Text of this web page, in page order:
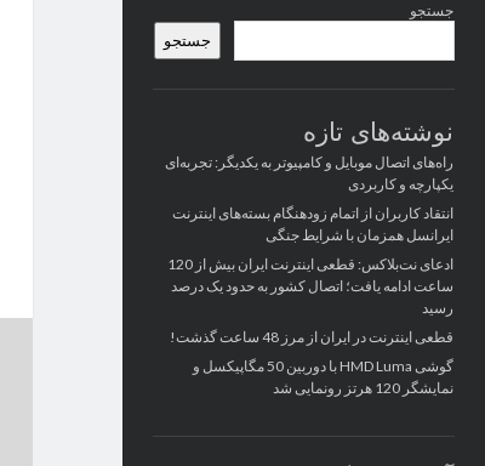
کناری
جستجو
جستجو
نوشته‌های تازه
راه‌های اتصال موبایل و کامپیوتر به یکدیگر: تجربه‌ای
یکپارچه و کاربردی
انتقاد کاربران از اتمام زودهنگام بسته‌های اینترنت
ایرانسل همزمان با شرایط جنگی
ادعای نت‌بلاکس: قطعی اینترنت ایران بیش از 120
ساعت ادامه یافت؛ اتصال کشور به حدود یک درصد
رسید
قطعی اینترنت در ایران از مرز 48 ساعت گذشت!
گوشی HMD Luma با دوربین 50 مگاپیکسل و
نمایشگر 120 هرتز رونمایی شد